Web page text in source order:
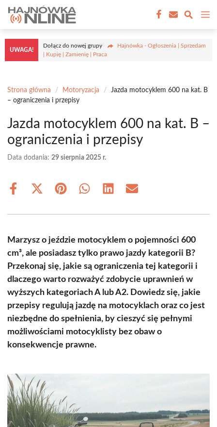
Przejdź
treści
UWAGA!
Dołącz do nowej grupy
Hajnówka - Ogłoszenia | Sprzedam
| Kupię | Zamienię | Praca
Strona główna / Motoryzacja /
Jazda motocyklem 600 na kat. B
– ograniczenia i przepisy
Jazda motocyklem 600 na kat. B –
ograniczenia i przepisy
Data dodania: 29 sierpnia 2025 r.
Share
Share
(Twitter)
Share Share Share Share
Marzysz o jeździe motocyklem o pojemności 600
cm³, ale posiadasz tylko prawo jazdy kategorii B?
Przekonaj się, jakie są ograniczenia tej kategorii i
dlaczego warto rozważyć zdobycie uprawnień w
wyższych kategoriach A lub A2. Dowiedz się, jakie
przepisy regulują jazdę na motocyklach oraz co jest
niezbędne do spełnienia, by cieszyć się pełnymi
możliwościami motocyklisty bez obaw o
konsekwencje prawne.